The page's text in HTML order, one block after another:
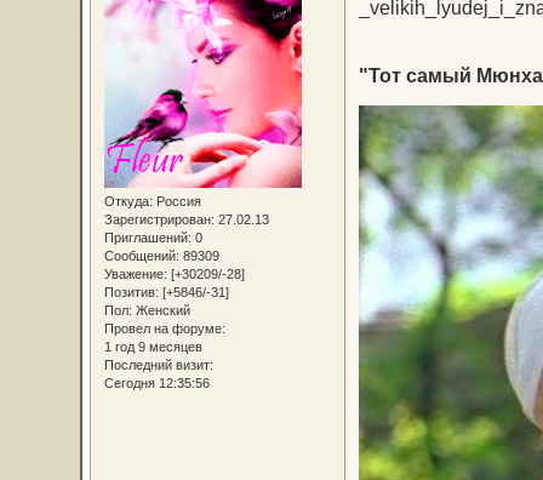
Откуда: Россия
Зарегистрирован: 27.02.13
Приглашений: 0
Сообщений: 89309
Уважение: [+30209/-28]
Позитив: [+5846/-31]
Пол: Женский
Провел на форуме:
1 год 9 месяцев
Последний визит:
Сегодня 12:35:56
"Тот самый